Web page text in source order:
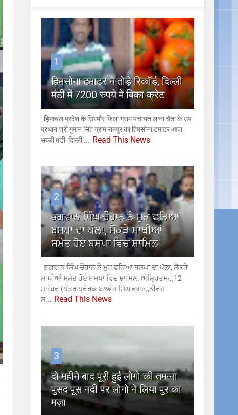
1
हिमसोना टमाटर ने तोड़े रिकॉर्ड, दिल्ली
मंडी में 7200 रुपये में बिका क्रेट
हिमाचल प्रदेश के सिरमौर जिला ग्राम पंचायत लाना चैता के उप
प्रधान श्री गुमान सिंह ग्राम रामपुर का हिमसोना टमाटर आज
सब्जी मंडी दिल्ली ... Read This News
2
ਭਗਵਾਨ ਸਿੰਘ ਚੌਹਾਨ ਨੇ ਮੁੜ ਫੜਿਆ
ਬਸਪਾ ਦਾ ਪੱਲਾ, ਸੈਂਕੜੇ ਸਾਥੀਆਂ
ਸਮੇਤ ਹੋਏ ਬਸਪਾ ਵਿਚ ਸ਼ਾਮਿਲ
ਭਗਵਾਨ ਸਿੰਘ ਚੌਹਾਨ ਨੇ ਮੁੜ ਫੜਿਆ ਬਸਪਾ ਦਾ ਪੱਲਾ, ਸੈਂਕੜੇ
ਸਾਥੀਆਂ ਸਮੇਤ ਹੋਏ ਬਸਪਾ ਵਿਚ ਸ਼ਾਮਿਲ. ਅੰਮ੍ਰਿਤਸਰ,12
ਸਤੰਬਰ (ਪੱਤਰ ਪ੍ਰੇਰਕ ਬਲਵੰਤ ਸਿੰਘ ਭਗਤ,,ਨੀਰਜ
ਸ਼... Read This News
3
दो महीने बाद पूरी हुई लोगो की तमन्ना
पुसद पूस नदी पर लोगो ने लिया पुर का
मज़ा